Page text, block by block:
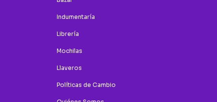
Indumentaría
Librería
Mochilas
Llaveros
Políticas de Cambio